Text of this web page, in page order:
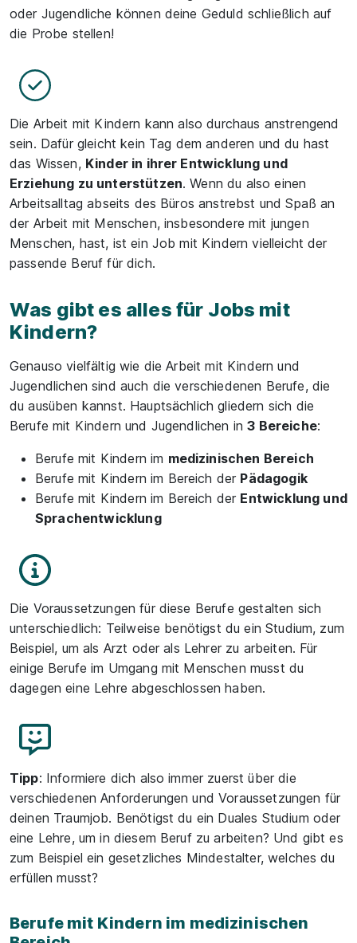
oder Jugendliche können deine Geduld schließlich auf
die Probe stellen!
Die Arbeit mit Kindern kann also durchaus anstrengend
sein. Dafür gleicht kein Tag dem anderen und du hast
das Wissen, Kinder in ihrer Entwicklung und
Erziehung zu unterstützen. Wenn du also einen
Arbeitsalltag abseits des Büros anstrebst und Spaß an
der Arbeit mit Menschen, insbesondere mit jungen
Menschen, hast, ist ein Job mit Kindern vielleicht der
passende Beruf für dich.
Was gibt es alles für Jobs mit
Kindern?
Genauso vielfältig wie die Arbeit mit Kindern und
Jugendlichen sind auch die verschiedenen Berufe, die
du ausüben kannst. Hauptsächlich gliedern sich die
Berufe mit Kindern und Jugendlichen in3 Bereiche:
Berufe mit Kindern im medizinischen Bereich
Berufe mit Kindern im Bereich der Pädagogik
Berufe mit Kindern im Bereich der Entwicklung und
Sprachentwicklung
Die Voraussetzungen für diese Berufe gestalten sich
unterschiedlich: Teilweise benötigst du ein Studium, zum
Beispiel, um als Arzt oder als Lehrer zu arbeiten. Für
einige Berufe im Umgang mit Menschen musst du
dagegen eine Lehre abgeschlossen haben.
Tipp: Informiere dich also immer zuerst über die
verschiedenen Anforderungen und Voraussetzungen für
deinen Traumjob. Benötigst du ein Duales Studium oder
eine Lehre, um in diesem Beruf zu arbeiten? Und gibt es
zum Beispiel ein gesetzliches Mindestalter, welches du
erfüllen musst?
Berufe mit Kindern im medizinischen